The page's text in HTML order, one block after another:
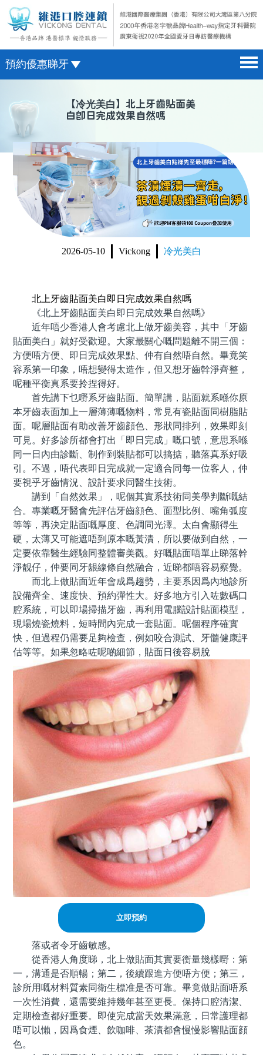
預約優惠睇牙
醫院簡介 hospital introduction
醫生介紹 doctor introduction
醫療新聞 medical news
種植牙 dental implant
箍牙 orthodontics
收費標準 change standard
微信預約
WhatsApp預約
【冷光美白】北上牙齒貼面美
白即日完成效果自然嗎
2026-05-10 Vickong 冷光美白
北上牙齒貼面美白即日完成效果自然嗎
《北上牙齒貼面美白即日完成效果自然嗎》
近年唔少香港人會考慮北上做牙齒美容，其中「牙齒
貼面美白」就好受歡迎。大家最關心嘅問題離不開三個：
方便唔方便、即日完成效果點、仲有自然唔自然。畢竟笑
容系第一印象，唔想變得太造作，但又想牙齒幹淨齊整，
呢種平衡真系要拎捏得好。
首先講下乜嘢系牙齒貼面。簡單講，貼面就系喺你原
本牙齒表面加上一層薄薄嘅物料，常見有瓷貼面同樹脂貼
面。呢層貼面有助改善牙齒顔色、形狀同排列，效果即刻
可見。好多診所都會打出「即日完成」嘅口號，意思系喺
同一日內由診斷、制作到裝貼都可以搞掂，聽落真系好吸
引。不過，唔代表即日完成就一定適合同每一位客人，仲
要視乎牙齒情況、設計要求同醫生技術。
講到「自然效果」，呢個其實系技術同美學判斷嘅結
合。專業嘅牙醫會先評估牙齒顔色、面型比例、嘴角弧度
等等，再決定貼面嘅厚度、色調同光澤。太白會顯得生
硬，太薄又可能遮唔到原本嘅黃漬，所以要做到自然，一
定要依靠醫生經驗同整體審美觀。好嘅貼面唔單止睇落幹
淨靓仔，仲要同牙龈線條自然融合，近睇都唔容易察覺。
而北上做貼面近年會成爲趨勢，主要系因爲內地診所
設備齊全、速度快、預約彈性大。好多地方引入咗數碼口
腔系統，可以即場掃描牙齒，再利用電腦設計貼面模型，
現場燒瓷燒料，短時間內完成一套貼面。呢個程序確實
快，但過程仍需要足夠檢查，例如咬合測試、牙髓健康評
估等等。如果忽略咗呢啲細節，貼面日後容易脫
立即預約
落或者令牙齒敏感。
從香港人角度睇，北上做貼面其實要衡量幾樣嘢：第
一，溝通是否順暢；第二，後續跟進方便唔方便；第三，
診所用嘅材料質素同衛生標准是否可靠。畢竟做貼面唔系
一次性消費，還需要維持幾年甚至更長。保持口腔清潔、
定期檢查都好重要。即使完成當天效果滿意，日常護理都
唔可以懶，因爲食煙、飲咖啡、茶漬都會慢慢影響貼面顔
色。